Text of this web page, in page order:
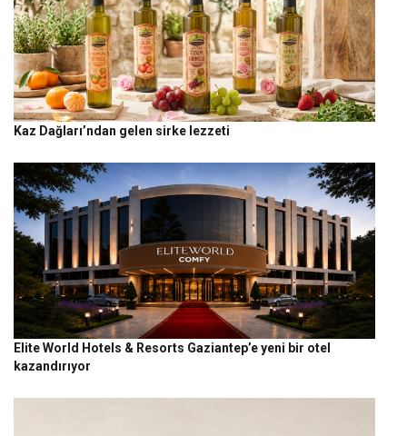
Kaz Dağları’ndan gelen sirke lezzeti
Elite World Hotels & Resorts Gaziantep’e yeni bir otel
kazandırıyor